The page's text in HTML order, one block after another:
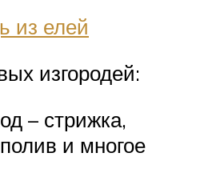
из елей
изгородей:
– стрижка,
и многое